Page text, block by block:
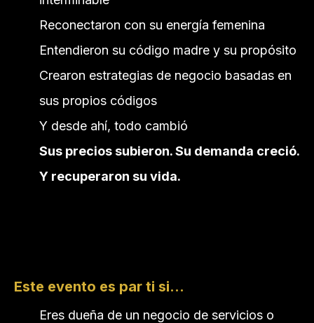
Reconectaron con su energía femenina
Entendieron su código madre y su propósito
Crearon estrategias de negocio basadas en
sus propios códigos
Y desde ahí, todo cambió
Sus precios subieron. Su demanda creció.
Y recuperaron su vida.
Este evento es par ti si...
Eres dueña de un negocio de servicios o